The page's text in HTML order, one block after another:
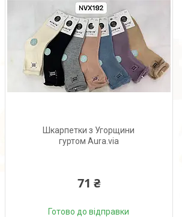
Шкарпетки з Угорщини
гуртом Aura.via
71 ₴
Готово до відправки